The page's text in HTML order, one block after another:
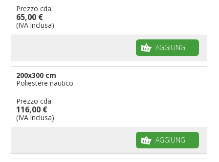
Prezzo cda:
65,00 €
(IVA inclusa)
AGGIUNGI
200x300 cm
Poliestere nautico
Prezzo cda:
116,00 €
(IVA inclusa)
AGGIUNGI